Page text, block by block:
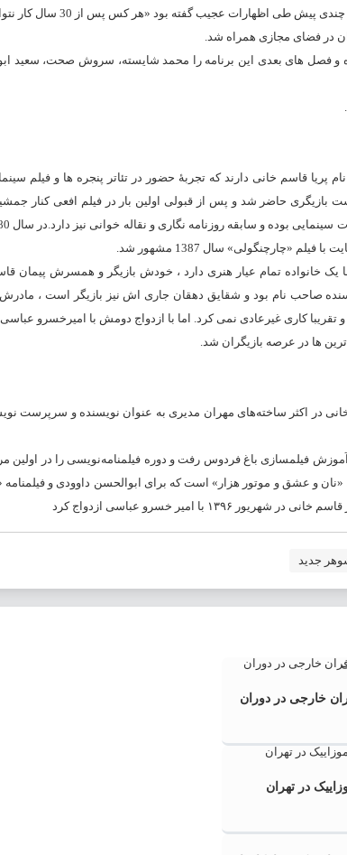
همچنین حضور بهاره رهنما در شام ایرانی حواشی زیادی را برای
در فضای مجازی همراه شد.
و فصل های بعدی این برنامه را محمد شایسته، سروش صحت، سعید
قاسم خانی دارند که تجربهٔ حضور در تئاتر پنجره ها و فیلم
سال 1370 وقتی 17 ساله بود در فراخوان تست بازیگری حاضر شد و پس از قبولی اولین بار در فیلم افعی
شروع شدبهاره رهنما یک خانواده تمام عیار هنری دارد ، خودش بازیگر و همسرش
صاحب نام بود و شقایق دهقان جاری اش نیز بازیگر است ، مادرش
کاری غیرعادی نمی کرد. اما با ازدواج دومش با امیرخسرو
ها در عرصه بازیگران شد.
است. قاسم‌خانی در اکثر ساخته‌های مهران مدیری به عنوان نویسنده و سرپرست
دانشکده اهواز آمار انفورماتیک خوانده‌است در سال 1370 به مرکز آموزش فیلمسازی باغ فردوس رفت و دوره فیلمنامه‌نویسی
و عشق و موتور هزار» است که برای ابوالحسن داوودی و فیلمنامه
جدید
خارجی در دوران
در تهران